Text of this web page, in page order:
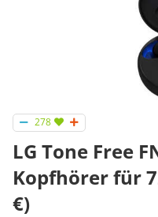
278
LG Tone Free
Kopfhörer für
€)